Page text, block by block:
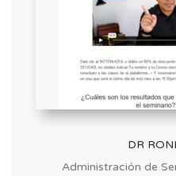
DR
Administración de